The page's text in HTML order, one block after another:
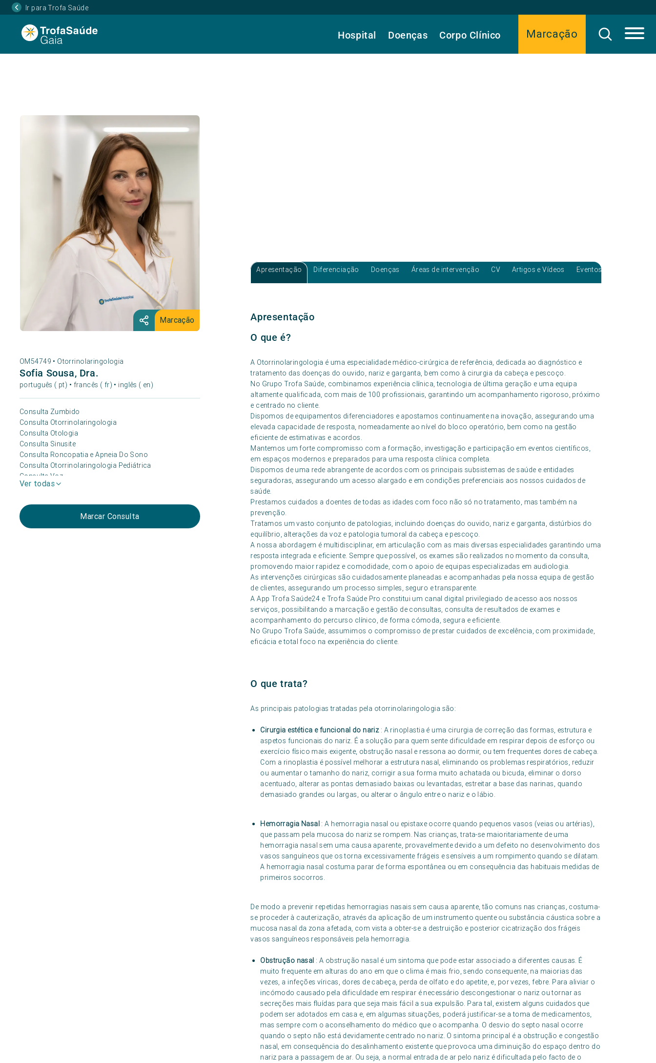
Ir para Trofa Saúde
Marcação
Hospital Doenças Corpo Clínico
Marcação
OM54749 • Otorrinolaringologia
Sofia Sousa, Dra.
português ( pt) • francês ( fr) • inglês ( en)
Consulta Zumbido
Consulta Otorrinolaringologia
Consulta Otologia
Consulta Sinusite
Consulta Roncopatia e Apneia Do Sono
Consulta Otorrinolaringologia Pediátrica
Consulta Voz
Consulta Vertigem
Consulta Laringe
Ver todas
Marcar Consulta
Apresentação Diferenciação Doenças Áreas de intervenção CV Artigos e Vídeos Eventos
Apresentação
O que é?
A Otorrinolaringologia é uma especialidade médico-cirúrgica de referência, dedicada ao diagnóstico e
tratamento das doenças do ouvido, nariz e garganta, bem como à cirurgia da cabeça e pescoço.
No Grupo Trofa Saúde, combinamos experiência clínica, tecnologia de última geração e uma equipa
altamente qualificada, com mais de 100 profissionais, garantindo um acompanhamento rigoroso, próximo
e centrado no cliente.
Dispomos de equipamentos diferenciadores e apostamos continuamente na inovação, assegurando uma
elevada capacidade de resposta, nomeadamente ao nível do bloco operatório, bem como na gestão
eficiente de estimativas e acordos.
Mantemos um forte compromisso com a formação, investigação e participação em eventos científicos,
em espaços modernos e preparados para uma resposta clínica completa.
Dispomos de uma rede abrangente de acordos com os principais subsistemas de saúde e entidades
seguradoras, assegurando um acesso alargado e em condições preferenciais aos nossos cuidados de
saúde.
Prestamos cuidados a doentes de todas as idades com foco não só no tratamento, mas também na
prevenção.
Tratamos um vasto conjunto de patologias, incluindo doenças do ouvido, nariz e garganta, distúrbios do
equilíbrio, alterações da voz e patologia tumoral da cabeça e pescoço.
A nossa abordagem é multidisciplinar, em articulação com as mais diversas especialidades garantindo uma
resposta integrada e eficiente. Sempre que possível, os exames são realizados no momento da consulta,
promovendo maior rapidez e comodidade, com o apoio de equipas especializadas em audiologia.
As intervenções cirúrgicas são cuidadosamente planeadas e acompanhadas pela nossa equipa de gestão
de clientes, assegurando um processo simples, seguro e transparente.
A App Trofa Saúde24 e Trofa Saúde Pro constitui um canal digital privilegiado de acesso aos nossos
serviços, possibilitando a marcação e gestão de consultas, consulta de resultados de exames e
acompanhamento do percurso clínico, de forma cómoda, segura e eficiente.
No Grupo Trofa Saúde, assumimos o compromisso de prestar cuidados de excelência, com proximidade,
eficácia e total foco na experiência do cliente.
O que trata?
As principais patologias tratadas pela otorrinolaringologia são:
Cirurgia estética e funcional do nariz: A rinoplastia é uma cirurgia de correção das formas, estrutura e
aspetos funcionais do nariz. É a solução para quem sente dificuldade em respirar depois de esforço ou
exercício físico mais exigente, obstrução nasal e ressona ao dormir, ou tem frequentes dores de cabeça.
Com a rinoplastia é possível melhorar a estrutura nasal, eliminando os problemas respiratórios, reduzir
ou aumentar o tamanho do nariz, corrigir a sua forma muito achatada ou bicuda, eliminar o dorso
acentuado, alterar as pontas demasiado baixas ou levantadas, estreitar a base das narinas, quando
demasiado grandes ou largas, ou alterar o ângulo entre o nariz e o lábio.
Hemorragia Nasal : A hemorragia nasal ou epistaxe ocorre quando pequenos vasos (veias ou artérias),
que passam pela mucosa do nariz se rompem. Nas crianças, trata-se maioritariamente de uma
hemorragia nasal sem uma causa aparente, provavelmente devido a um defeito no desenvolvimento dos
vasos sanguíneos que os torna excessivamente frágeis e sensíveis a um rompimento quando se dilatam.
A hemorragia nasal costuma parar de forma espontânea ou em consequência das habituais medidas de
primeiros socorros.
De modo a prevenir repetidas hemorragias nasais sem causa aparente, tão comuns nas crianças, costuma-
se proceder à cauterização, através da aplicação de um instrumento quente ou substância cáustica sobre a
mucosa nasal da zona afetada, com vista a obter-se a destruição e posterior cicatrização dos frágeis
vasos sanguíneos responsáveis pela hemorragia.
Obstrução nasal : A obstrução nasal é um sintoma que pode estar associado a diferentes causas. É
muito frequente em alturas do ano em que o clima é mais frio, sendo consequente, na maiorias das
vezes, a infeções víricas, dores de cabeça, perda de olfato e do apetite, e, por vezes, febre. Para aliviar o
incómodo causado pela dificuldade em respirar é necessário descongestionar o nariz ou tornar as
secreções mais fluídas para que seja mais fácil a sua expulsão. Para tal, existem alguns cuidados que
podem ser adotados em casa e, em algumas situações, poderá justificar-se a toma de medicamentos,
mas sempre com o aconselhamento do médico que o acompanha. O desvio do septo nasal ocorre
quando o septo não está devidamente centrado no nariz. O sintoma principal é a obstrução e congestão
nasal, em consequência do desalinhamento existente que provoca uma diminuição do espaço dentro do
nariz para a passagem de ar. Ou seja, a normal entrada de ar pelo nariz é dificultada pelo facto de o